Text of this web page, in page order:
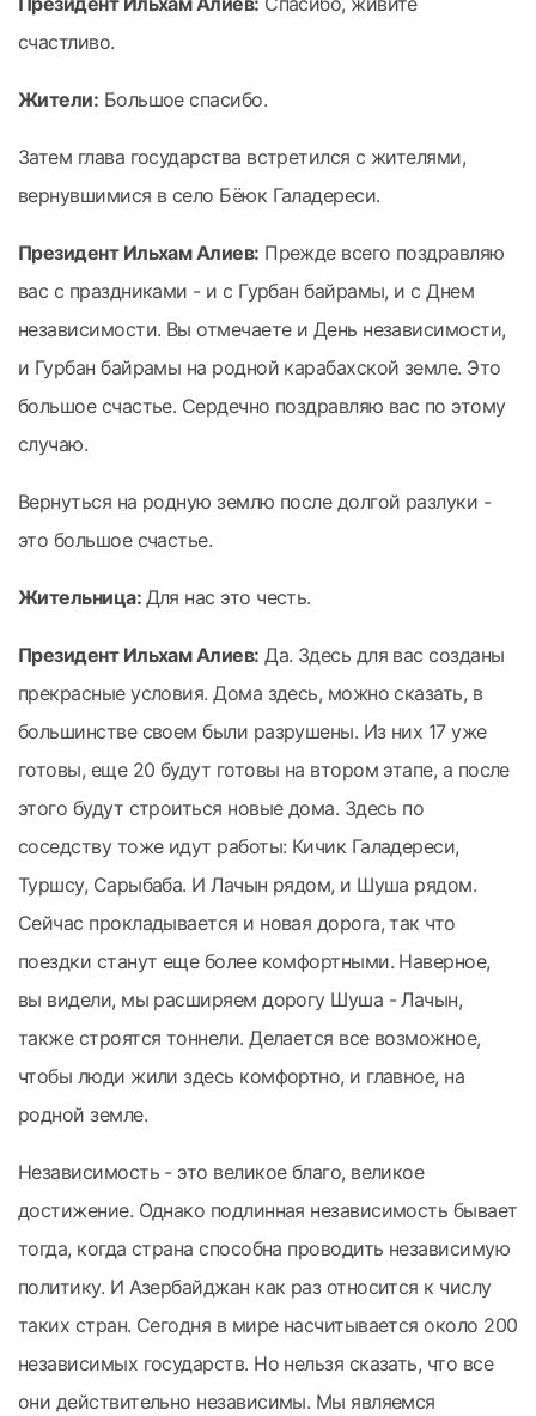
счастливо.
Жители: Большое спасибо.
Затем глава государства встретился с жителями,
вернувшимися в село Бёюк Галадереси.
Президент Ильхам Алиев: Прежде всего поздравляю
вас с праздниками - и с Гурбан байрамы, и с Днем
независимости. Вы отмечаете и День независимости,
и Гурбан байрамы на родной карабахской земле. Это
большое счастье. Сердечно поздравляю вас по этому
случаю.
Вернуться на родную землю после долгой разлуки -
это большое счастье.
Жительница: Для нас это честь.
Президент Ильхам Алиев: Да. Здесь для вас созданы
прекрасные условия. Дома здесь, можно сказать, в
большинстве своем были разрушены. Из них 17 уже
готовы, еще 20 будут готовы на втором этапе, а после
этого будут строиться новые дома. Здесь по
соседству тоже идут работы: Кичик Галадереси,
Туршсу, Сарыбаба. И Лачын рядом, и Шуша рядом.
Сейчас прокладывается и новая дорога, так что
поездки станут еще более комфортными. Наверное,
вы видели, мы расширяем дорогу Шуша - Лачын,
также строятся тоннели. Делается все возможное,
чтобы люди жили здесь комфортно, и главное, на
родной земле.
Независимость - это великое благо, великое
достижение. Однако подлинная независимость бывает
тогда, когда страна способна проводить независимую
политику. И Азербайджан как раз относится к числу
таких стран. Сегодня в мире насчитывается около 200
независимых государств. Но нельзя сказать, что все
они действительно независимы. Мы являемся